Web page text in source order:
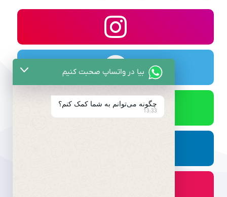
بیا در واتساپ صحبت کنیم
چگونه می‌توانم به شما کمک کنم؟
13:33